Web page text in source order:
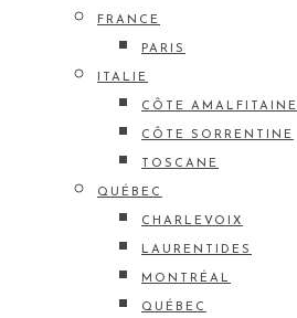
FRANCE
PARIS
ITALIE
CÔTE AMALFITAINE
CÔTE SORRENTINE
TOSCANE
QUÉBEC
CHARLEVOIX
LAURENTIDES
MONTRÉAL
QUÉBEC